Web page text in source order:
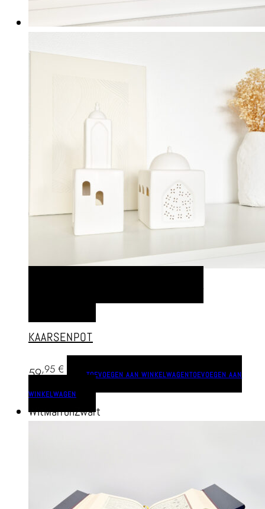
KAARSENPOT
59,95 € TOEVOEGEN AAN WINKELWAGENTOEVOEGEN AAN
WINKELWAGEN
WitMarronZwart